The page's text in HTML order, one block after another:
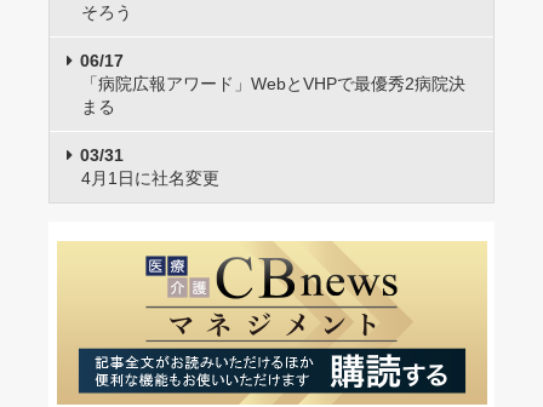
そろう
06/17
「病院広報アワード」WebとVHPで最優秀2病院決
まる
03/31
4月1日に社名変更